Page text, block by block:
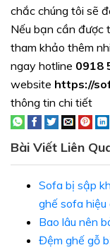
chắc chúng tôi sẽ
Nếu bạn cần được
tham khảo thêm
ngay hotline 0918
website https://
thông tin chi tiết
Bài Viết Liên
Sofa bị sập
ghế sofa hiệu
Bao lâu nên
Đệm ghế gỗ